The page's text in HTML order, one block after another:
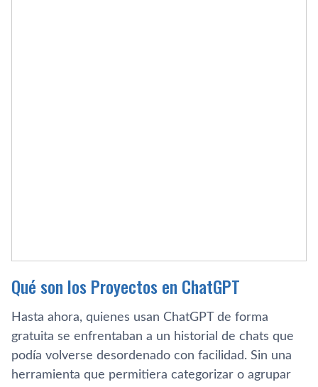
Qué son los Proyectos en ChatGPT
Hasta ahora, quienes usan ChatGPT de forma
gratuita se enfrentaban a un historial de chats que
podía volverse desordenado con facilidad. Sin una
herramienta que permitiera categorizar o agrupar